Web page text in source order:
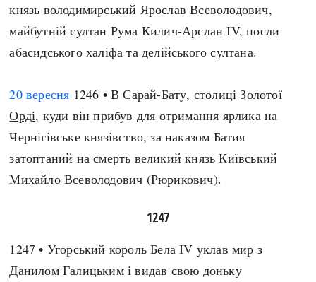
князь володимирський Ярослав Всеволодович,
майбутній султан Рума Килич-Арслан IV, посли
абасидського халіфа та делійського султана.
20 вересня 1246 • В Сарай-Бату, столиціЗолотої
Орді, куди він прибув для отримання ярлика на
Чернігівське князівство, за наказом Батия
затоптаний на смерть великий князь Київський
Михайло Всеволодович (Рюрикович).
1247
1247 • Угорський король Бела IV уклав мир з
Данилом Галицькимі видав свою доньку